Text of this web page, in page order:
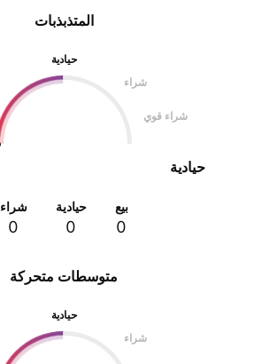
المتذبذبات
حيادية
شراء
شراء قوي
حيادية
بيع
0
حيادية
0
شراء
0
متوسطات متحركة
حيادية
شراء